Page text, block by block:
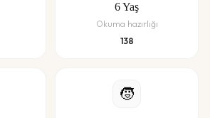
6Yaş
Okuma hazırlığı
138
🧒